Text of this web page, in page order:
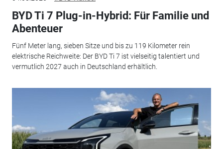
BYD Ti 7 Plug-in-Hybrid: Für Familie und
Abenteuer
Fünf Meter lang, sieben Sitze und bis zu 119 Kilometer rein
elektrische Reichweite: Der BYD Ti 7 ist vielseitig talentiert und
vermutlich 2027 auch in Deutschland erhältlich.